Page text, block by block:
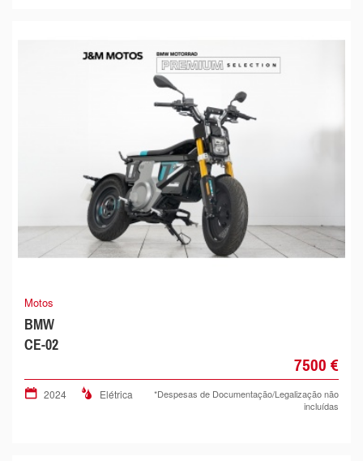
Motos
BMW
CE-02
7500 €
2024 Elétrica
*Despesas de Documentação/Legalização não
incluídas